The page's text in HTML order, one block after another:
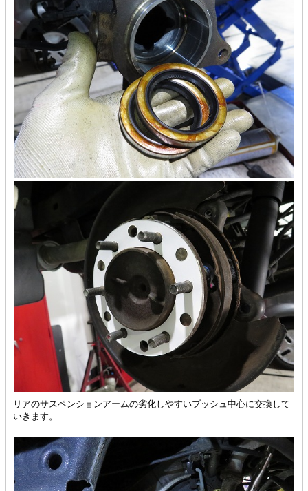
リアのサスペンションアームの劣化しやすいブッシュ中心に交換して
いきます。